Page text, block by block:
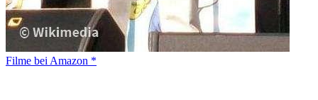
Filme bei Amazon *